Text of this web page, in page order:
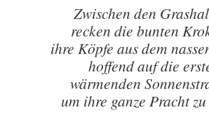
Zwischen den
recken die bunten
ihre Köpfe aus dem
hoffend auf die
wärmenden
um ihre ganze Pracht